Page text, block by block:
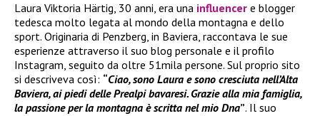
Laura Viktoria Härtig, 30 anni, era una influencer e blogger
tedesca molto legata al mondo della montagna e dello
sport. Originaria di Penzberg, in Baviera, raccontava le sue
esperienze attraverso il suo blog personale e il profilo
Instagram, seguito da oltre 51mila persone. Sul proprio sito
si descriveva così: “Ciao, sono Laura e sono cresciuta nell’Alta
Baviera, ai piedi delle Prealpi bavaresi. Grazie alla mia famiglia,
la passione per la montagna è scritta nel mio Dna”. Il suo